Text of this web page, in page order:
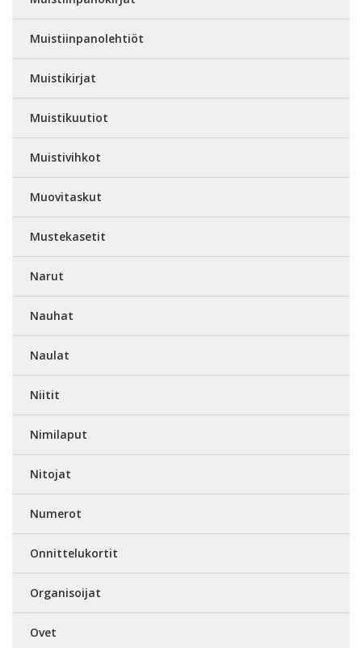
Muistiinpanolehtiöt
Muistikirjat
Muistikuutiot
Muistivihkot
Muovitaskut
Mustekasetit
Narut
Nauhat
Naulat
Niitit
Nimilaput
Nitojat
Numerot
Onnittelukortit
Organisoijat
Ovet